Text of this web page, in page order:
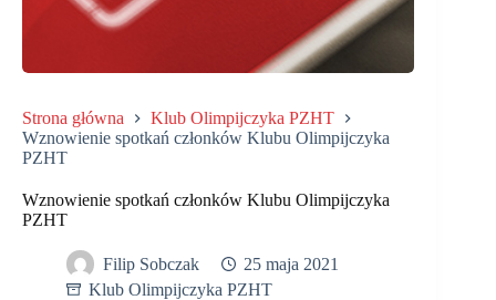
Strona główna
Klub Olimpijczyka PZHT
Wznowienie spotkań członków Klubu Olimpijczyka
PZHT
Wznowienie spotkań członków Klubu Olimpijczyka
PZHT
Filip Sobczak
25 maja 2021
Klub Olimpijczyka PZHT